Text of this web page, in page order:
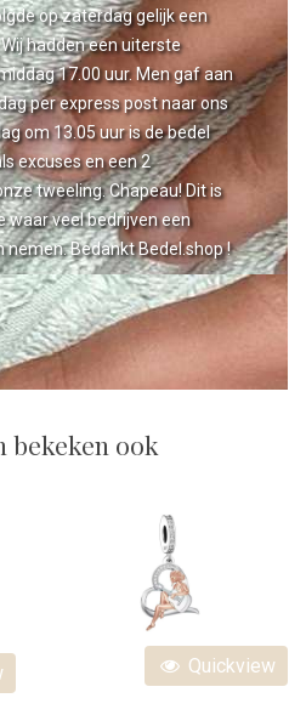
op zaterdag gelijk een
hadden een uiterste
17.00 uur. Men gaf aan
per express post naar ons
om 13.05 uur is de bedel
excuses en een 2
tweeling. Chapeau! Dit is
waar veel bedrijven een
nemen. Bedankt Bedel.shop !
bekeken ook
Quickview